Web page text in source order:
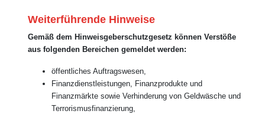
Weiterführende Hinweise
Gemäß dem Hinweisgeberschutzgesetz können Verstöße
aus folgenden Bereichen gemeldet werden:
öffentliches Auftragswesen,
Finanzdienstleistungen, Finanzprodukte und
Finanzmärkte sowie Verhinderung von Geldwäsche und
Terrorismusfinanzierung,